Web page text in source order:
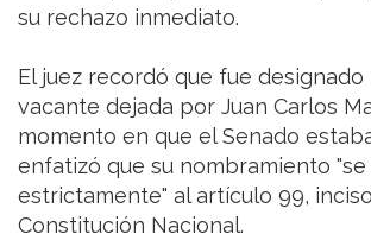
su rechazo inmediato.
El juez recordó que fue
vacante dejada por Juan Carlos
momento en que el Senado
enfatizó que su nombramiento "se
estrictamente" al artículo 99,
Constitución Nacional.